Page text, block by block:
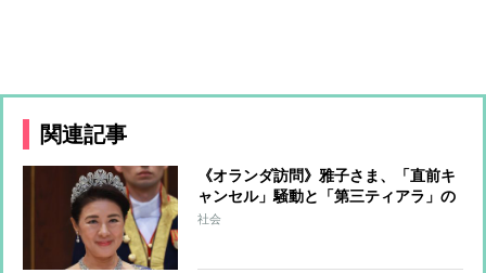
関連記事
《オランダ訪問》雅子さま、「直前キ
ャンセル」騒動と「第三ティアラ」の
意味 豪華絢爛な晩餐会でなぜ控えめ
社会